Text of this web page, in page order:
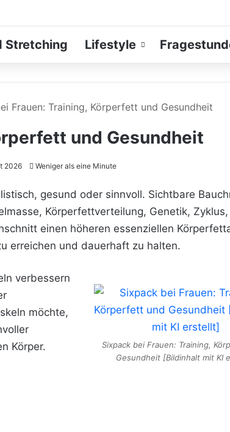
Stretching Lifestyle
Frauen: Training, Körperfett und Gesundheit
und Gesundheit
2026 Weniger als eine Minute
gesund oder sinnvoll. Sichtbare
Körperfettverteilung, Genetik, Zyklus,
einen höheren essenziellen
erreichen und dauerhaft zu halten.
Sixpack bei Frauen: Training,
Gesundheit [Bildinhalt mit KI
verbessern
möchte,
Körper.